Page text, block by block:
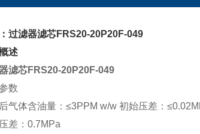
过滤器滤芯FRS20-20P20F-049
述
滤芯FRS20-20P20F-049
数
气体含油量：≤3PPM w/w 初始压差：≤
差：0.7MPa